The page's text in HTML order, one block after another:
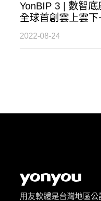
YonBIP 3 | 數智
全球首創雲上雲
2022-08-24
用友軟體是台灣地區